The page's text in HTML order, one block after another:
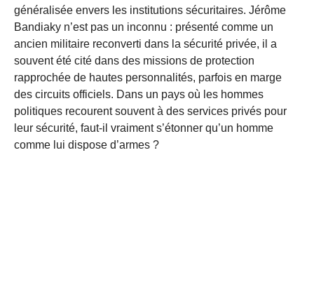
généralisée envers les institutions sécuritaires. Jérôme
Bandiaky n’est pas un inconnu : présenté comme un
ancien militaire reconverti dans la sécurité privée, il a
souvent été cité dans des missions de protection
rapprochée de hautes personnalités, parfois en marge
des circuits officiels. Dans un pays où les hommes
politiques recourent souvent à des services privés pour
leur sécurité, faut-il vraiment s’étonner qu’un homme
comme lui dispose d’armes ?